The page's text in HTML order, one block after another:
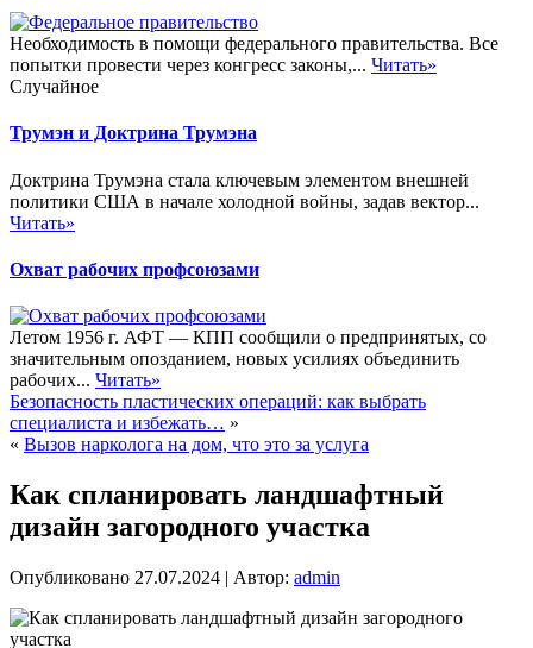
Необходимость в помощи федерального правительства. Все
попытки провести через конгресс законы,... Читать»
Случайное
Трумэн и Доктрина Трумэна
Доктрина Трумэна стала ключевым элементом внешней
политики США в начале холодной войны, задав вектор...
Читать»
Охват рабочих профсоюзами
Летом 1956 г. АФТ — КПП сообщили о предпринятых, со
значительным опозданием, новых усилиях объединить
рабочих... Читать»
Безопасность пластических операций: как выбрать
специалиста и избежать… »
« Вызов нарколога на дом, что это за услуга
Как спланировать ландшафтный
дизайн загородного участка
Опубликовано 27.07.2024 | Автор: admin